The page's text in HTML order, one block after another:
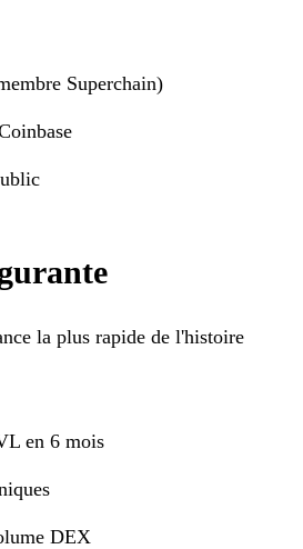
Superchain)
la plus rapide de l'histoire
en 6 mois
DEX